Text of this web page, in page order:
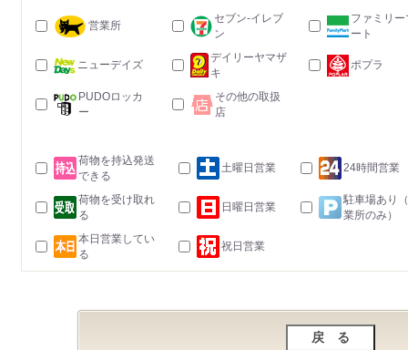
営業所
セブン-イレブ
ン
ファミリー
ート
ニューデイズ
デイリーヤマザ
キ
ポプラ
PUDOロッカ
ー
その他の取扱
店
荷物を持込発送
できる
土曜日営業 24時間営業
荷物を受け取れ
る
日曜日営業
駐車場あり
業所のみ）
本日営業してい
る
祝日営業